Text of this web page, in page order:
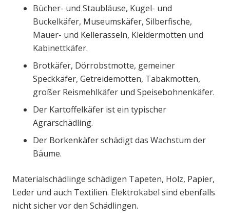
Bücher- und Staubläuse, Kugel- und
Buckelkäfer, Museumskäfer, Silberfische,
Mauer- und Kellerasseln, Kleidermotten und
Kabinettkäfer.
Brotkäfer, Dörrobstmotte, gemeiner
Speckkäfer, Getreidemotten, Tabakmotten,
großer Reismehlkäfer und Speisebohnenkäfer.
Der Kartoffelkäfer ist ein typischer
Agrarschädling.
Der Borkenkäfer schädigt das Wachstum der
Bäume.
Materialschädlinge schädigen Tapeten, Holz, Papier,
Leder und auch Textilien. Elektrokabel sind ebenfalls
nicht sicher vor den Schädlingen.